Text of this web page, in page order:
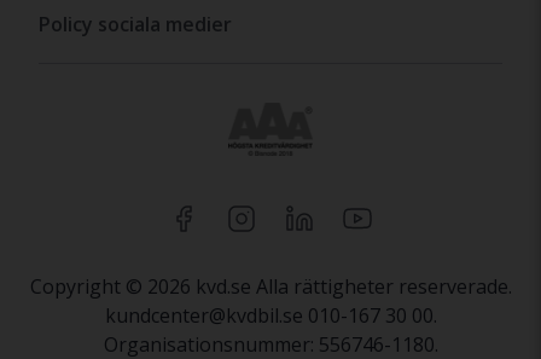
Policy sociala medier
Copyright © 2026 kvd.se Alla rättigheter reserverade.
kundcenter@kvdbil.se 010-167 30 00.
Organisationsnummer: 556746-1180.